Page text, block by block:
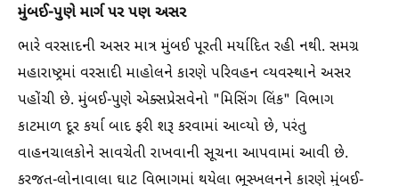
મુંબઈ-પુણે માર્ગ પર પણ અસર
ભારે વરસાદની અસર માત્ર મુંબઈ પૂરતી મર્યાદિત રહી નથી. સમગ્ર
મહારાષ્ટ્રમાં વરસાદી માહોલને કારણે પરિવહન વ્યવસ્થાને અસર
પહોંચી છે. મુંબઈ-પુણે એક્સપ્રેસવેનો "મિસિંગ લિંક" વિભાગ
કાટમાળ દૂર કર્યા બાદ ફરી શરૂ કરવામાં આવ્યો છે, પરંતુ
વાહનચાલકોને સાવચેતી રાખવાની સૂચના આપવામાં આવી છે.
કરજત-લોનાવાલા ઘાટ વિભાગમાં થયેલા ભૂસ્ખલનને કારણે મુંબઈ-